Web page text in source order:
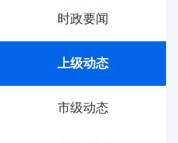
时政要闻
上级动态
市级动态